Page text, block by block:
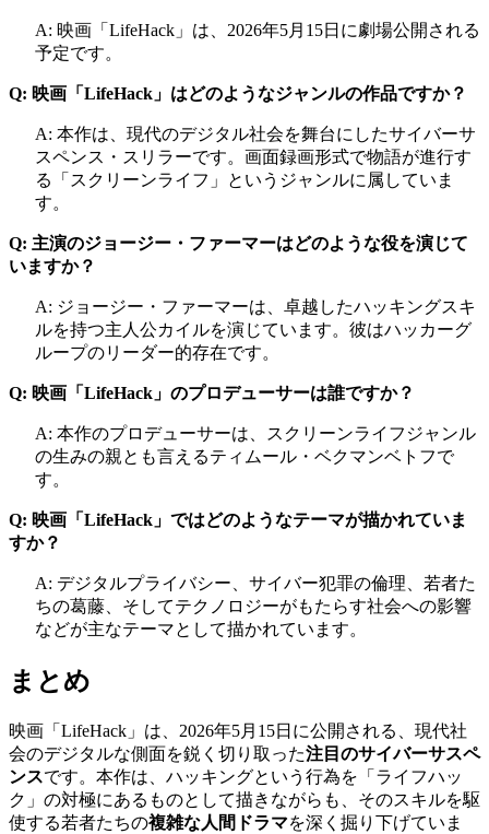
A: 映画「LifeHack」は、2026年5月15日に劇場公開される
予定です。
Q: 映画「LifeHack」はどのようなジャンルの作品ですか？
A: 本作は、現代のデジタル社会を舞台にしたサイバーサ
スペンス・スリラーです。画面録画形式で物語が進行す
る「スクリーンライフ」というジャンルに属していま
す。
Q: 主演のジョージー・ファーマーはどのような役を演じて
いますか？
A: ジョージー・ファーマーは、卓越したハッキングスキ
ルを持つ主人公カイルを演じています。彼はハッカーグ
ループのリーダー的存在です。
Q: 映画「LifeHack」のプロデューサーは誰ですか？
A: 本作のプロデューサーは、スクリーンライフジャンル
の生みの親とも言えるティムール・ベクマンベトフで
す。
Q: 映画「LifeHack」ではどのようなテーマが描かれていま
すか？
A: デジタルプライバシー、サイバー犯罪の倫理、若者た
ちの葛藤、そしてテクノロジーがもたらす社会への影響
などが主なテーマとして描かれています。
まとめ
映画「LifeHack」は、2026年5月15日に公開される、現代社
会のデジタルな側面を鋭く切り取った注目のサイバーサスペ
ンスです。本作は、ハッキングという行為を「ライフハッ
ク」の対極にあるものとして描きながらも、そのスキルを駆
使する若者たちの複雑な人間ドラマを深く掘り下げていま